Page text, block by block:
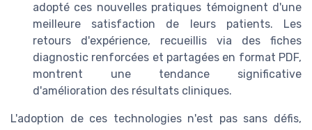
adopté ces nouvelles pratiques témoignent d'une
meilleure satisfaction de leurs patients. Les
retours d'expérience, recueillis via des fiches
diagnostic renforcées et partagées en format PDF,
montrent une tendance significative
d'amélioration des résultats cliniques.
L'adoption de ces technologies n'est pas sans défis,